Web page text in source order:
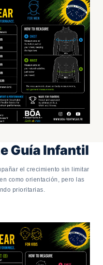
Guía Infantil
el crecimiento sin limitar
como orientación, pero las
prioritarias.